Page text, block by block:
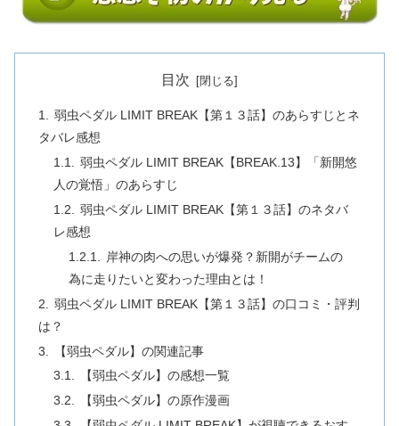
目次
弱虫ペダル LIMIT BREAK【第１３話】のあらすじとネ
タバレ感想
弱虫ペダル LIMIT BREAK【BREAK.13】「新開悠
人の覚悟」のあらすじ
弱虫ペダル LIMIT BREAK【第１３話】のネタバ
レ感想
岸神の肉への思いが爆発？新開がチームの
為に走りたいと変わった理由とは！
弱虫ペダル LIMIT BREAK【第１３話】の口コミ・評判
は？
【弱虫ペダル】の関連記事
【弱虫ペダル】の感想一覧
【弱虫ペダル】の原作漫画